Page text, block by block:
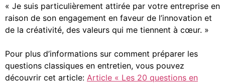
« Je suis particulièrement attirée par votre entreprise en
raison de son engagement en faveur de l’innovation et
de la créativité, des valeurs qui me tiennent à cœur. »
Pour plus d’informations sur comment préparer les
questions classiques en entretien, vous pouvez
découvrir cet article: Article « Les 20 questions en